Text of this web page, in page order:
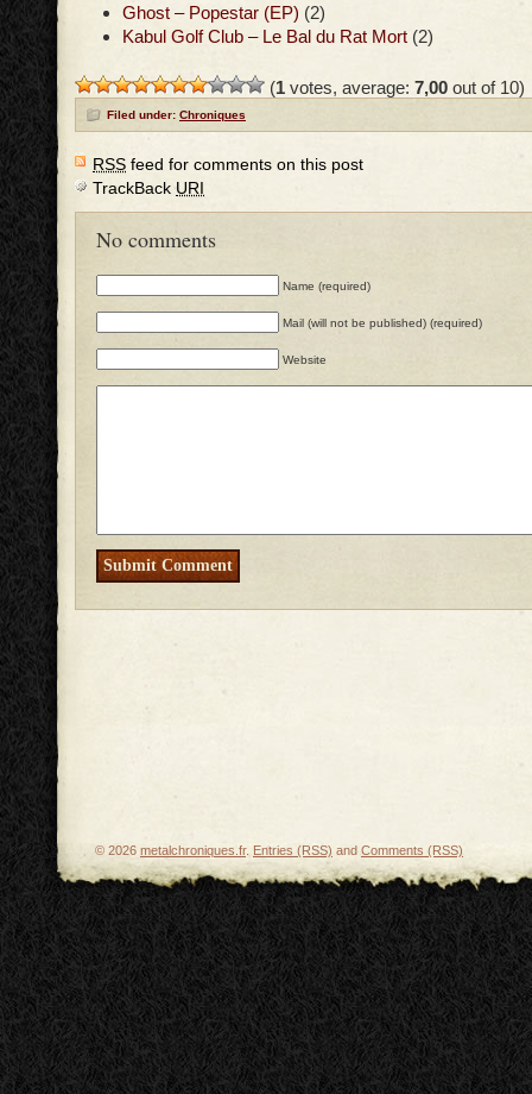
Ghost – Popestar (EP) (2)
Kabul Golf Club – Le Bal du Rat Mort (2)
(1 votes, average: 7,00 out of 10)
Filed under: Chroniques
RSS feed for comments on this post
TrackBackURI
No comments
Name (required)
Mail (will not be published) (required)
Website
© 2026 metalchroniques.fr. Entries (RSS) and Comments (RSS)